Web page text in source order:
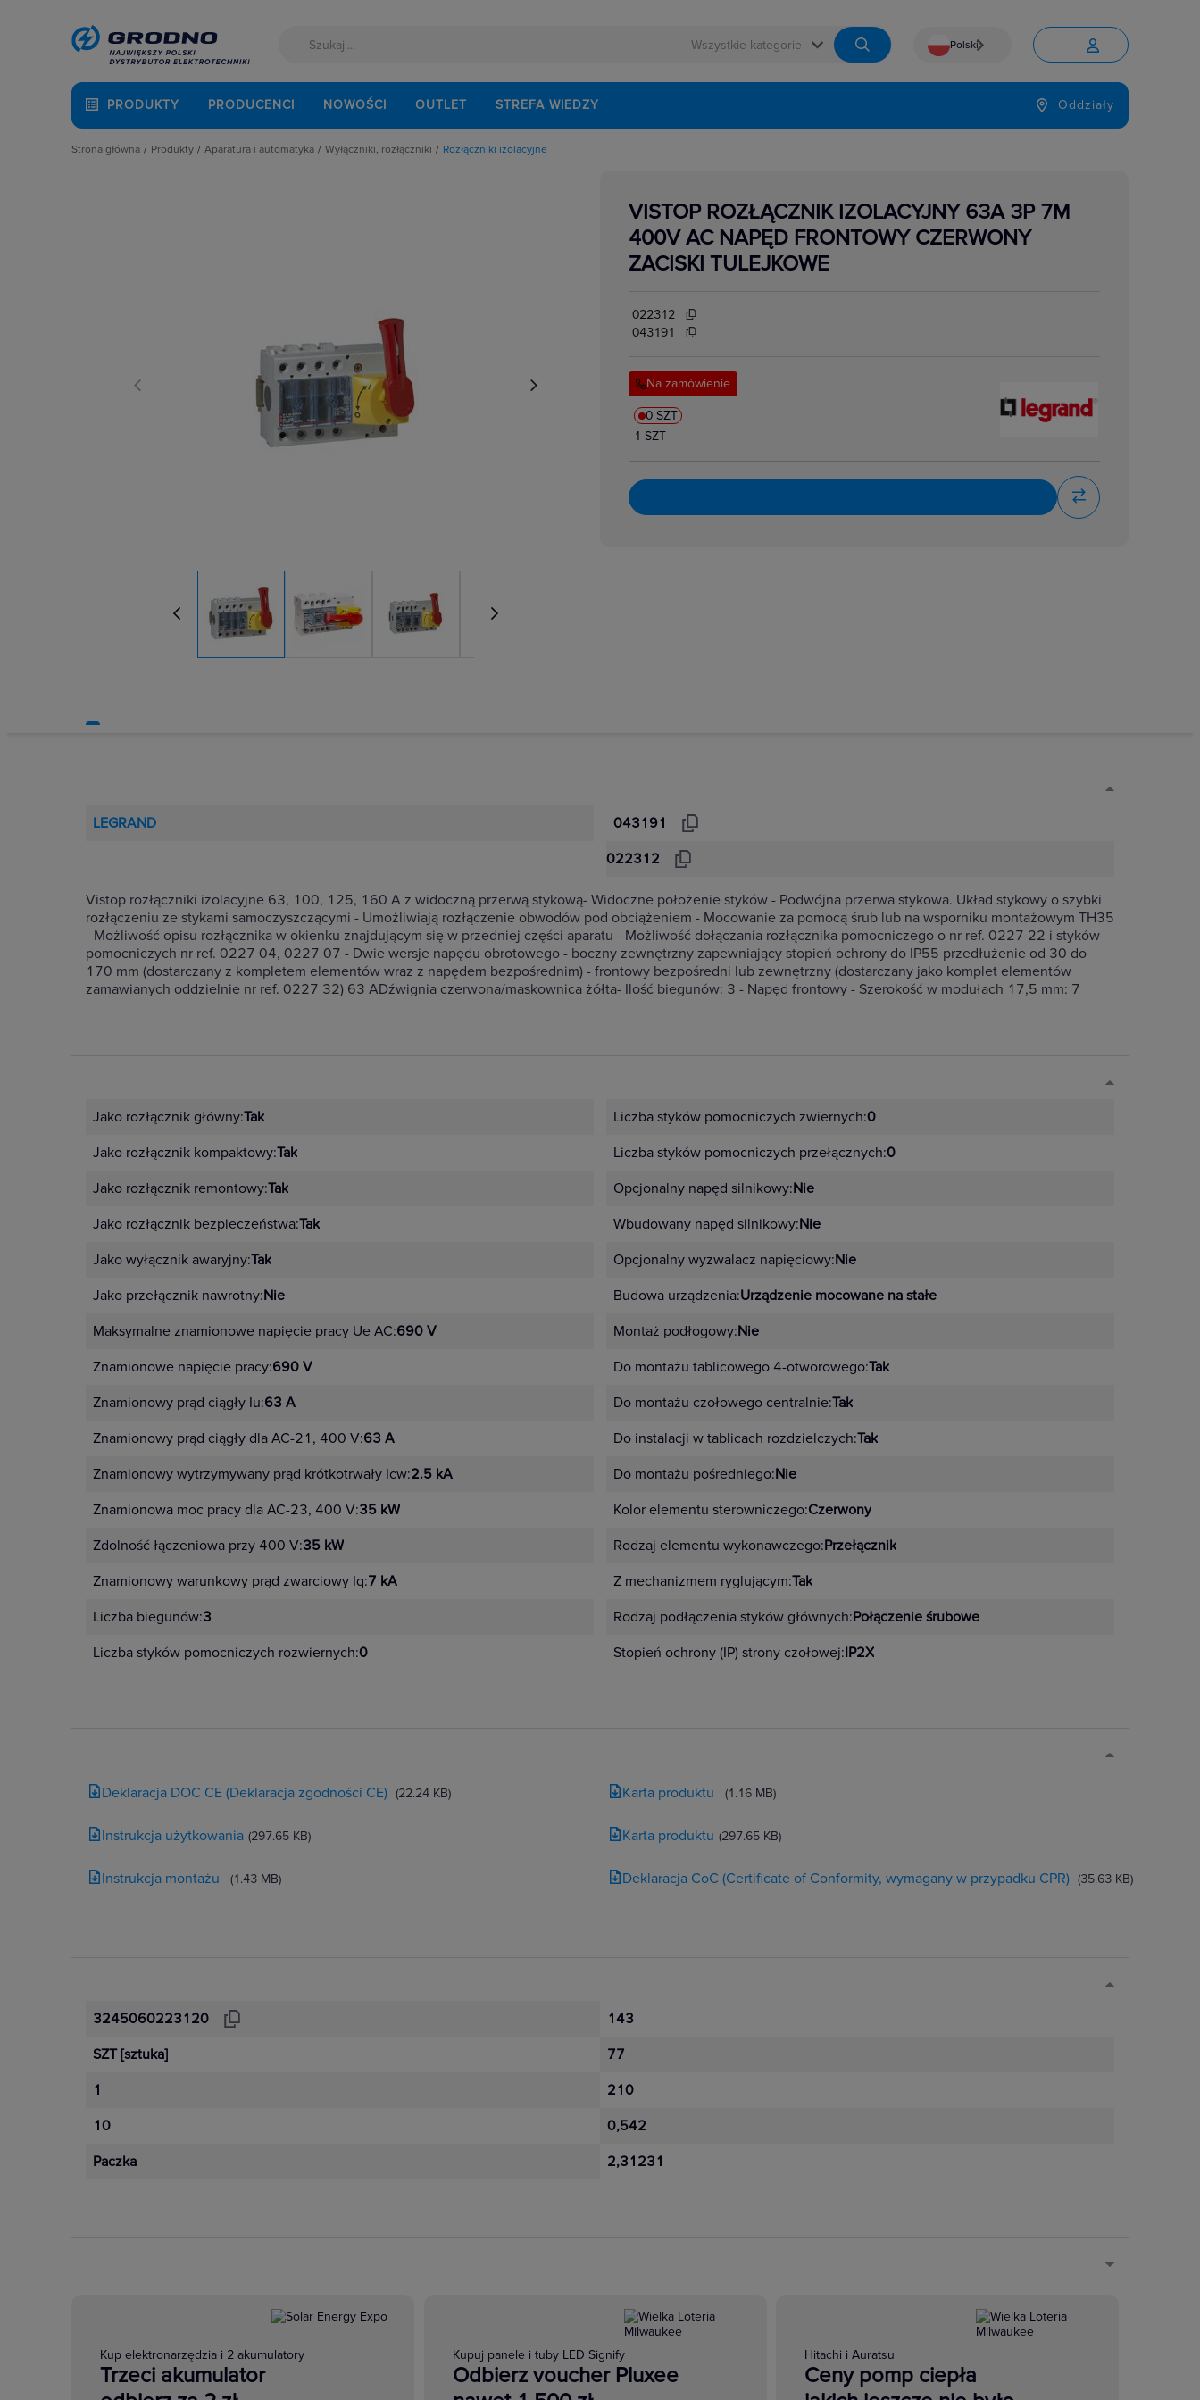
 Polski
Język

PRODUKTY PRODUCENCI NOWOŚCI OUTLET STREFA WIEDZY Oddziały
Strona główna
Produkty
Rozdzielnice i obudowy
Systemy bezpieczeństwa
Technika grzewcza
Aparatura i automatyka
Rozłączniki i podstawy bezpiecznikowe
Sterownie i zabezpieczenie silników elektrycznych
Wyłączniki, rozłączniki
Wyłączniki, rozłączniki
Przełączniki zasilania
Rozłączniki izolacyjne
Rozłączniki mocy
Styki pomocnicze
Wałki do przedłużenia napędu drzwiowego
Wyłączniki mocy
Wyzwalacze podnapięciowe
Wyzwalacze wzrostowe
Zaciski, przedłużenia, szyny i okablowanie
Rozłączniki izolacyjne
VISTOP ROZŁĄCZNIK IZOLACYJNY 63A 3P 7M
400V AC NAPĘD FRONTOWY CZERWONY
ZACISKI TULEJKOWE
022312
043191
Na zamówienie
0 SZT
1 SZT
LEGRAND
043191
022312
Vistop rozłączniki izolacyjne 63, 100, 125, 160 A z widoczną przerwą stykową- Widoczne położenie styków - Podwójna przerwa stykowa. Układ stykowy o szybki
rozłączeniu ze stykami samoczyszczącymi - Umożliwiają rozłączenie obwodów pod obciążeniem - Mocowanie za pomocą śrub lub na wsporniku montażowym TH35
- Możliwość opisu rozłącznika w okienku znajdującym się w przedniej części aparatu - Możliwość dołączania rozłącznika pomocniczego o nr ref. 0227 22 i styków
pomocniczych nr ref. 0227 04, 0227 07 - Dwie wersje napędu obrotowego - boczny zewnętrzny zapewniający stopień ochrony do IP55 przedłużenie od 30 do
170 mm (dostarczany z kompletem elementów wraz z napędem bezpośrednim) - frontowy bezpośredni lub zewnętrzny (dostarczany jako komplet elementów
zamawianych oddzielnie nr ref. 0227 32) 63 ADźwignia czerwona/maskownica żółta- Ilość biegunów: 3 - Napęd frontowy - Szerokość w modułach 17,5 mm: 7
Jako rozłącznik główny:Tak
Jako rozłącznik kompaktowy:Tak
Jako rozłącznik remontowy:Tak
Jako rozłącznik bezpieczeństwa:Tak
Jako wyłącznik awaryjny:Tak
Jako przełącznik nawrotny:Nie
Maksymalne znamionowe napięcie pracy Ue AC:690 V
Znamionowe napięcie pracy:690 V
Znamionowy prąd ciągły Iu:63 A
Znamionowy prąd ciągły dla AC-21, 400 V:63 A
Znamionowy wytrzymywany prąd krótkotrwały Icw:2.5 kA
Znamionowa moc pracy dla AC-23, 400 V:35 kW
Zdolność łączeniowa przy 400 V:35 kW
Znamionowy warunkowy prąd zwarciowy Iq:7 kA
Liczba biegunów:3
Liczba styków pomocniczych rozwiernych:0
Liczba styków pomocniczych zwiernych:0
Liczba styków pomocniczych przełącznych:0
Opcjonalny napęd silnikowy:Nie
Wbudowany napęd silnikowy:Nie
Opcjonalny wyzwalacz napięciowy:Nie
Budowa urządzenia:Urządzenie mocowane na stałe
Montaż podłogowy:Nie
Do montażu tablicowego 4-otworowego:Tak
Do montażu czołowego centralnie:Tak
Do instalacji w tablicach rozdzielczych:Tak
Do montażu pośredniego:Nie
Kolor elementu sterowniczego:Czerwony
Rodzaj elementu wykonawczego:Przełącznik
Z mechanizmem ryglującym:Tak
Rodzaj podłączenia styków głównych:Połączenie śrubowe
Stopień ochrony (IP) strony czołowej:IP2X
Deklaracja DOC CE (Deklaracja zgodności CE) (22.24 KB)
Instrukcja użytkowania (297.65 KB)
Instrukcja montażu (1.43 MB)
Karta produktu (1.16 MB)
Karta produktu (297.65 KB)
Deklaracja CoC (Certificate of Conformity, wymagany w przypadku CPR) (35.63 KB)
3245060223120
SZT [sztuka]
1
10
Paczka
143
77
210
0,542
2,31231
Kup elektronarzędzia i 2 akumulatory
Trzeci akumulator
Kupuj panele i tuby LED Signify
Odbierz voucher Pluxee
Hitachi i Auratsu
Ceny pomp ciepła